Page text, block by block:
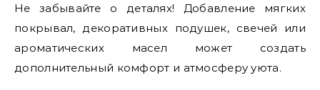
Не забывайте о деталях! Добавление мягких
покрывал, декоративных подушек, свечей или
ароматических масел может создать
дополнительный комфорт и атмосферу уюта.